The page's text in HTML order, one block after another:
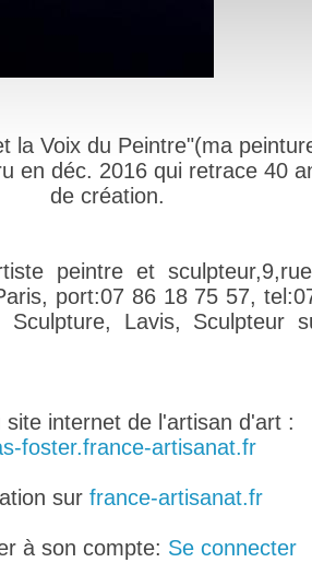
la Voix du Peintre"(ma
en déc. 2016 qui retrace 40
de création.
peintre et
port:07 86 18 75 57,
Sculpture, Lavis, Sculpteur
site internet de l'artisan d'art :
foster.france-artisanat.fr
sur france-artisanat.fr
à son compte: Se connecter